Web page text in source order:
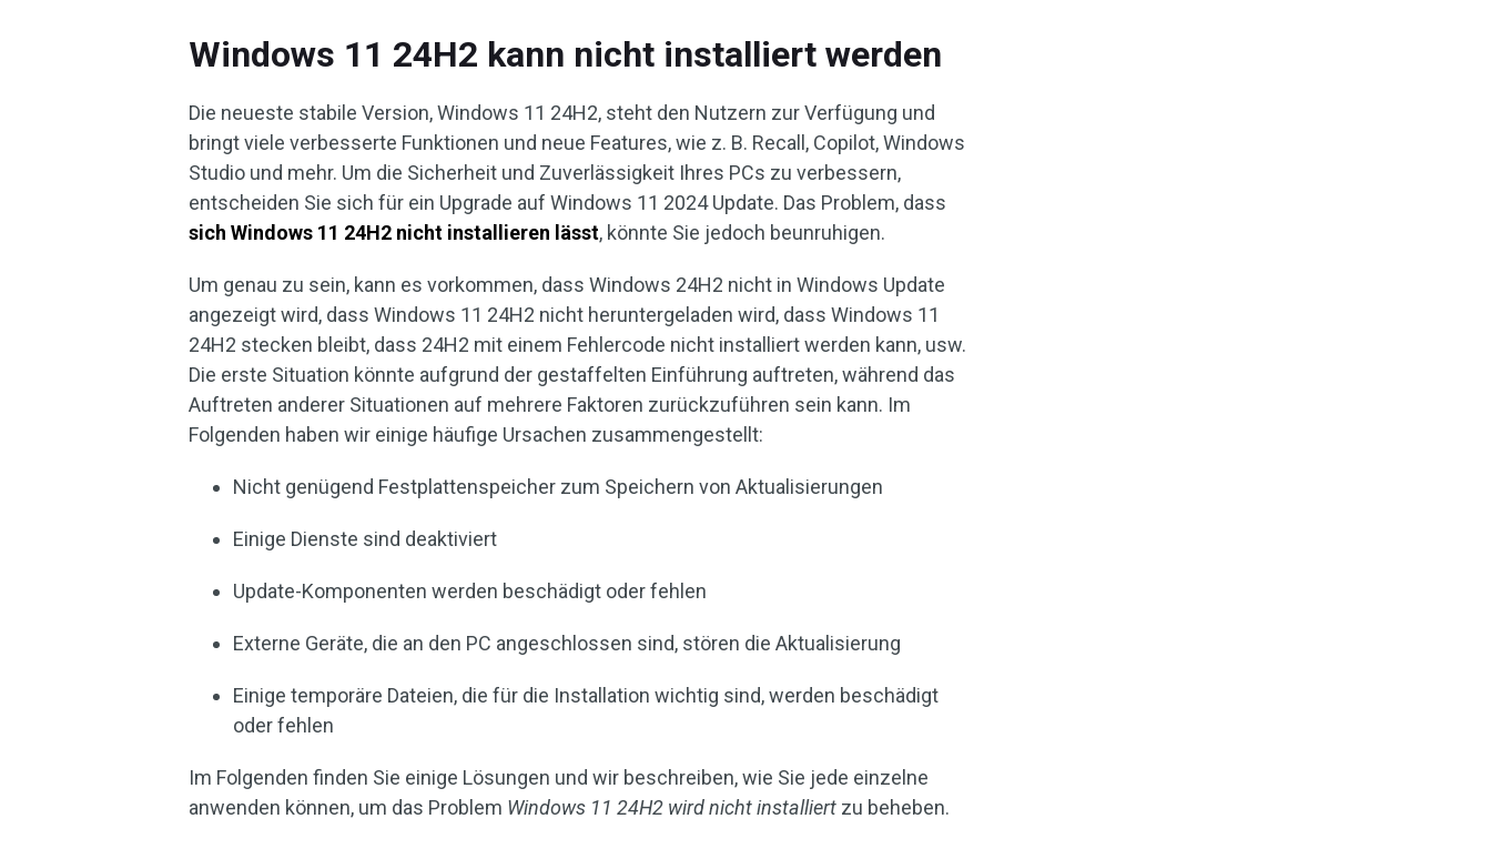
Windows 11 24H2 kann nicht installiert werden
Die neueste stabile Version, Windows 11 24H2, steht den Nutzern zur Verfügung und
bringt viele verbesserte Funktionen und neue Features, wie z. B. Recall, Copilot, Windows
Studio und mehr. Um die Sicherheit und Zuverlässigkeit Ihres PCs zu verbessern,
entscheiden Sie sich für ein Upgrade auf Windows 11 2024 Update. Das Problem, dass
sich Windows 11 24H2 nicht installieren lässt, könnte Sie jedoch beunruhigen.
Um genau zu sein, kann es vorkommen, dass Windows 24H2 nicht in Windows Update
angezeigt wird, dass Windows 11 24H2 nicht heruntergeladen wird, dass Windows 11
24H2 stecken bleibt, dass 24H2 mit einem Fehlercode nicht installiert werden kann, usw.
Die erste Situation könnte aufgrund der gestaffelten Einführung auftreten, während das
Auftreten anderer Situationen auf mehrere Faktoren zurückzuführen sein kann. Im
Folgenden haben wir einige häufige Ursachen zusammengestellt:
Nicht genügend Festplattenspeicher zum Speichern von Aktualisierungen
Einige Dienste sind deaktiviert
Update-Komponenten werden beschädigt oder fehlen
Externe Geräte, die an den PC angeschlossen sind, stören die Aktualisierung
Einige temporäre Dateien, die für die Installation wichtig sind, werden beschädigt
oder fehlen
Im Folgenden finden Sie einige Lösungen und wir beschreiben, wie Sie jede einzelne
anwenden können, um das Problem Windows 11 24H2 wird nicht installiert zu beheben.